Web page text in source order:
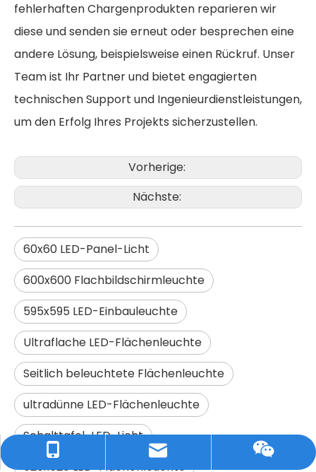
fehlerhaften Chargenprodukten reparieren wir
diese und senden sie erneut oder besprechen eine
andere Lösung, beispielsweise einen Rückruf. Unser
Team ist Ihr Partner und bietet engagierten
technischen Support und Ingenieurdienstleistungen,
um den Erfolg Ihres Projekts sicherzustellen.
Vorherige:
Nächste:
60x60 LED-Panel-Licht
600x600 Flachbildschirmleuchte
595x595 LED-Einbauleuchte
Ultraflache LED-Flächenleuchte
Seitlich beleuchtete Flächenleuchte
ultradünne LED-Flächenleuchte
Schalttafel-LED-Licht
620x620 LED-Flächenleuchte
595 * 595 mm LED-Flächenleuchte mit vier Montageclips
Tel / WhatsApp: +86 15089894270
E-Mail: allen@bestshowled.com
Wechat